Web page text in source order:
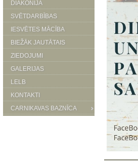
DIAKONIJA
SVĒTDARBĪBAS
IESVĒTES MĀCĪBA
BIEŽĀK JAUTĀTAIS
ZIEDOJUMI
GALERIJAS
LELB
KONTAKTI
CARNIKAVAS BAZNĪCA